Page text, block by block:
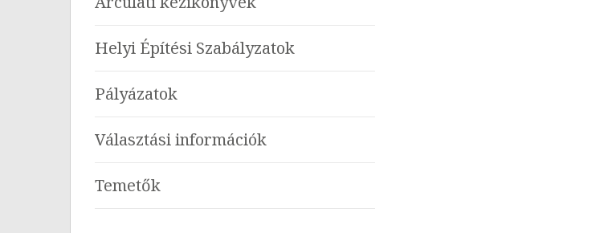
Helyi Építési Szabályzatok
Pályázatok
Választási információk
Temetők